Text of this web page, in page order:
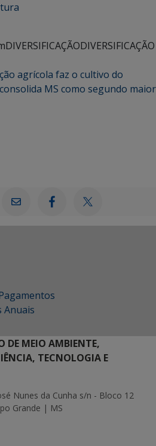
DIVERSIFICAÇÃODIVERSIFICAÇÃO
agrícola faz o cultivo do
MS como segundo maior
Anuais
DE MEIO AMBIENTE,
TECNOLOGIA E
Nunes da Cunha s/n - Bloco 12
Grande | MS